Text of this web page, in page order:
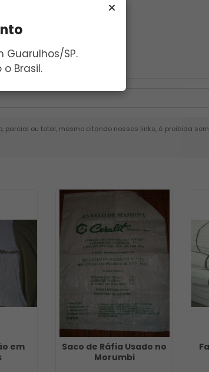
Guarulhos/SP.
Brasil.
parcial ou total, mesmo citando nossos links, é proibida
em
Saco de Ráfia Usado no
Morumbi